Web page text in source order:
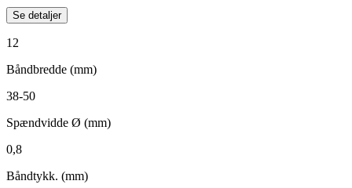
Se detaljer
12
Båndbredde (mm)
38-50
Spændvidde Ø (mm)
0,8
Båndtykk. (mm)